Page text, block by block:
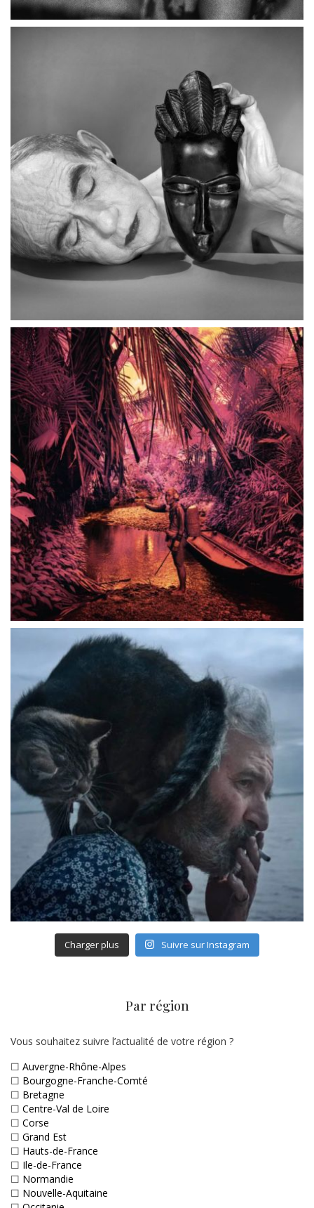
Charger plus Suivre sur Instagram
Par région
Vous souhaitez suivre l’actualité de votre région ?
☐ Auvergne-Rhône-Alpes
☐ Bourgogne-Franche-Comté
☐ Bretagne
☐ Centre-Val de Loire
☐ Corse
☐ Grand Est
☐ Hauts-de-France
☐ Ile-de-France
☐ Normandie
☐ Nouvelle-Aquitaine